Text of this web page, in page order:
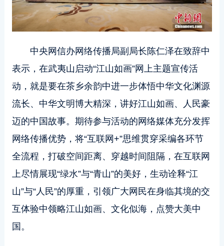
中央网信办网络传播局副局长陈仁泽在致辞中
表示，在武夷山启动“江山如画”网上主题宣传活
动，就是要在茶乡余韵中进一步体悟中华文化渊源
流长、中华文明博大精深，讲好江山如画、人民豪
迈的中国故事。期待参与活动的网络媒体充分发挥
网络传播优势，将“互联网+”思维贯穿采编各环节
全流程，打破空间距离、穿越时间阻隔，在互联网
上尽情展现“绿水”与“青山”的美好，生动诠释“江
山”与“人民”的厚重，引领广大网民在身临其境的交
互体验中领略江山如画、文化似海，点赞大美中
国。